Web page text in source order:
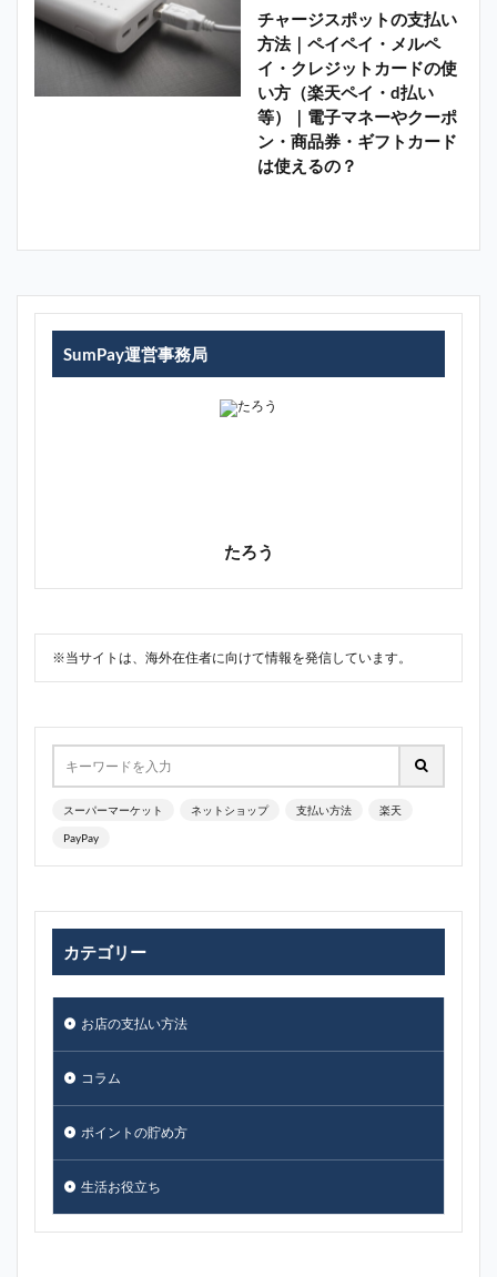
チャージスポットの支払い
方法｜ペイペイ・メルペ
イ・クレジットカードの使
い方（楽天ペイ・d払い
等）｜電子マネーやクーポ
ン・商品券・ギフトカード
は使えるの？
SumPay運営事務局
たろう
※当サイトは、海外在住者に向けて情報を発信しています。
スーパーマーケット ネットショップ 支払い方法 楽天
PayPay
カテゴリー
お店の支払い方法
コラム
ポイントの貯め方
生活お役立ち